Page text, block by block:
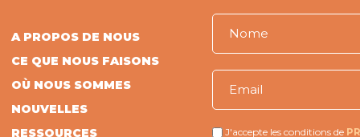
A PROPOS DE NOUS
CE QUE NOUS FAISONS
OÙ NOUS SOMMES
NOUVELLES
RESSOURCES
J'accepte les conditions de